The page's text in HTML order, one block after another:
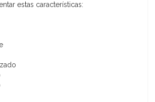
estas características: